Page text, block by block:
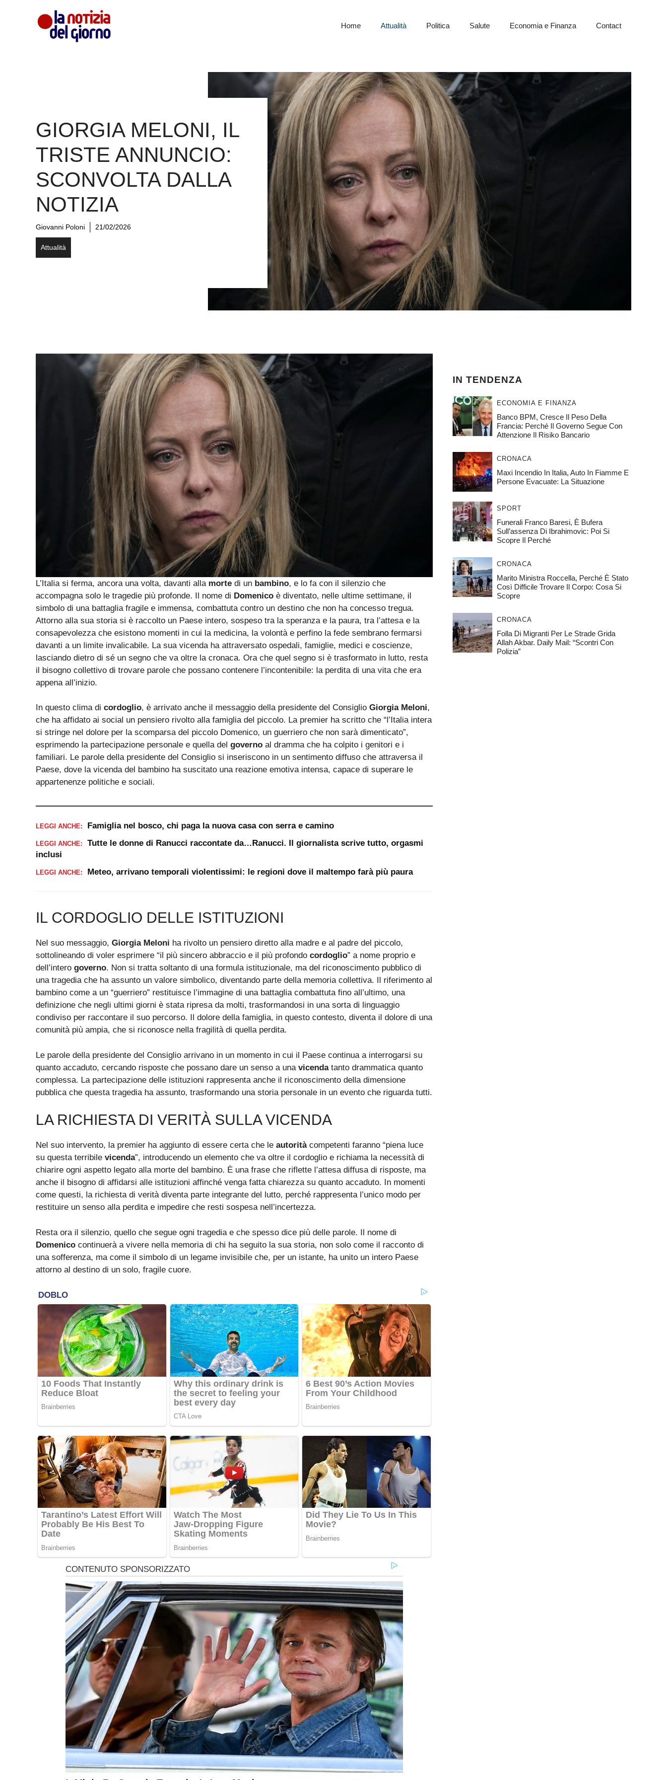
Home Attualità Politica Salute Economia e Finanza Contact
GIORGIA MELONI, IL
TRISTE ANNUNCIO:
SCONVOLTA DALLA
NOTIZIA
Giovanni Poloni 21/02/2026
Attualità
L’Italia si ferma, ancora una volta, davanti alla morte di un bambino, e lo fa con il silenzio che
accompagna solo le tragedie più profonde. Il nome di Domenico è diventato, nelle ultime settimane, il
simbolo di una battaglia fragile e immensa, combattuta contro un destino che non ha concesso tregua.
Attorno alla sua storia si è raccolto un Paese intero, sospeso tra la speranza e la paura, tra l’attesa e la
consapevolezza che esistono momenti in cui la medicina, la volontà e perfino la fede sembrano fermarsi
davanti a un limite invalicabile. La sua vicenda ha attraversato ospedali, famiglie, medici e coscienze,
lasciando dietro di sé un segno che va oltre la cronaca. Ora che quel segno si è trasformato in lutto, resta
il bisogno collettivo di trovare parole che possano contenere l’incontenibile: la perdita di una vita che era
appena all’inizio.
In questo clima di cordoglio, è arrivato anche il messaggio della presidente del Consiglio Giorgia Meloni,
che ha affidato ai social un pensiero rivolto alla famiglia del piccolo. La premier ha scritto che “l’Italia intera
si stringe nel dolore per la scomparsa del piccolo Domenico, un guerriero che non sarà dimenticato”,
esprimendo la partecipazione personale e quella del governo al dramma che ha colpito i genitori e i
familiari. Le parole della presidente del Consiglio si inseriscono in un sentimento diffuso che attraversa il
Paese, dove la vicenda del bambino ha suscitato una reazione emotiva intensa, capace di superare le
appartenenze politiche e sociali.
LEGGI ANCHE: Famiglia nel bosco, chi paga la nuova casa con serra e camino
LEGGI ANCHE:
Tutte le donne di Ranucci raccontate da…Ranucci. Il giornalista scrive tutto, orgasmi
inclusi
LEGGI ANCHE: Meteo, arrivano temporali violentissimi: le regioni dove il maltempo farà più paura
IL CORDOGLIO DELLE ISTITUZIONI
Nel suo messaggio, Giorgia Meloni ha rivolto un pensiero diretto alla madre e al padre del piccolo,
sottolineando di voler esprimere “il più sincero abbraccio e il più profondo cordoglio” a nome proprio e
dell’intero governo. Non si tratta soltanto di una formula istituzionale, ma del riconoscimento pubblico di
una tragedia che ha assunto un valore simbolico, diventando parte della memoria collettiva. Il riferimento al
bambino come a un “guerriero” restituisce l’immagine di una battaglia combattuta fino all’ultimo, una
definizione che negli ultimi giorni è stata ripresa da molti, trasformandosi in una sorta di linguaggio
condiviso per raccontare il suo percorso. Il dolore della famiglia, in questo contesto, diventa il dolore di una
comunità più ampia, che si riconosce nella fragilità di quella perdita.
Le parole della presidente del Consiglio arrivano in un momento in cui il Paese continua a interrogarsi su
quanto accaduto, cercando risposte che possano dare un senso a una vicendatanto drammatica quanto
complessa. La partecipazione delle istituzioni rappresenta anche il riconoscimento della dimensione
pubblica che questa tragedia ha assunto, trasformando una storia personale in un evento che riguarda tutti.
LA RICHIESTA DI VERITÀ SULLA VICENDA
Nel suo intervento, la premier ha aggiunto di essere certa che le autoritàcompetenti faranno “piena luce
su questa terribile vicenda”, introducendo un elemento che va oltre il cordoglio e richiama la necessità di
chiarire ogni aspetto legato alla morte del bambino. È una frase che riflette l’attesa diffusa di risposte, ma
anche il bisogno di affidarsi alle istituzioni affinché venga fatta chiarezza su quanto accaduto. In momenti
come questi, la richiesta di verità diventa parte integrante del lutto, perché rappresenta l’unico modo per
restituire un senso alla perdita e impedire che resti sospesa nell’incertezza.
Resta ora il silenzio, quello che segue ogni tragedia e che spesso dice più delle parole. Il nome di
Domenico continuerà a vivere nella memoria di chi ha seguito la sua storia, non solo come il racconto di
una sofferenza, ma come il simbolo di un legame invisibile che, per un istante, ha unito un intero Paese
attorno al destino di un solo, fragile cuore.
IN TENDENZA
ECONOMIA E FINANZA
Banco BPM, Cresce Il Peso Della
Francia: Perché Il Governo Segue Con
Attenzione Il Risiko Bancario
CRONACA
Maxi Incendio In Italia, Auto In Fiamme E
Persone Evacuate: La Situazione
SPORT
Funerali Franco Baresi, È Bufera
Sull’assenza Di Ibrahimovic: Poi Si
Scopre Il Perché
CRONACA
Marito Ministra Roccella, Perché È Stato
Così Difficile Trovare Il Corpo: Cosa Si
Scopre
CRONACA
Folla Di Migranti Per Le Strade Grida
Allah Akbar. Daily Mail: “Scontri Con
Polizia”